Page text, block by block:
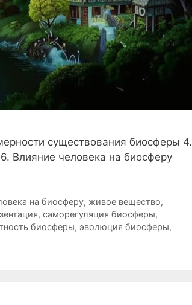
существования биосферы 4.
Влияние человека на биосферу
на биосферу, живое вещество,
, саморегуляция биосферы,
биосферы, эволюция биосферы,